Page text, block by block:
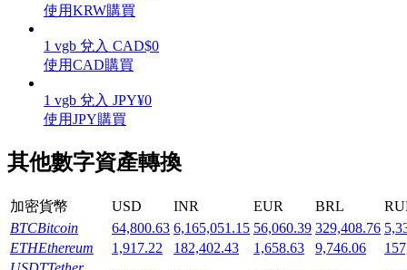
Launchpool
活期質押獲得熱門資產
使用KRW購買
1 vgb 兌入 CAD$0
使用CAD購買
1 vgb 兌入 JPY¥0
使用JPY購買
其他數字資產轉換
加密貨幣 USD INR EUR BRL
BTCBitcoin 64,800.63 6,165,051.15 56,060.39 329,408.76
ETHEthereum 1,917.22 182,402.43 1,658.63 9,746.06